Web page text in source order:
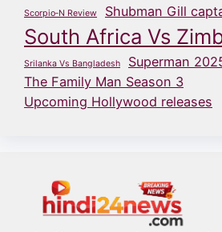
Scorpio‑N Review
Shubman Gill
South Africa Vs
Srilanka Vs Bangladesh
Superman
The Family Man Season 3
Upcoming Hollywood releases